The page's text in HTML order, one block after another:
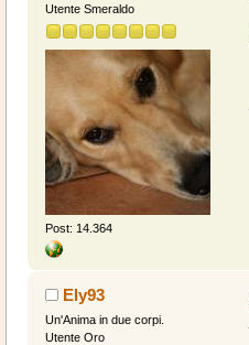
Utente Smeraldo
Post: 14.364
Ely93
Un'Anima in due corpi.
Utente Oro